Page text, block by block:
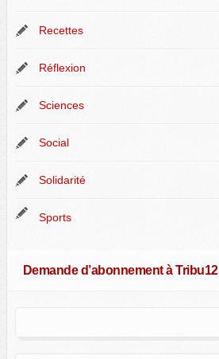
Recettes
Réflexion
Sciences
Social
Solidarité
Sports
Demande d’abonnement à Tribu12